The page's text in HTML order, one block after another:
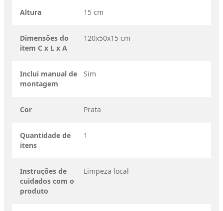
Altura 15 cm
Dimensões do
item C x L x A
120x50x15 cm
Inclui manual de
montagem
Sim
Cor Prata
Quantidade de
itens
1
Instruções de
cuidados com o
produto
Limpeza local